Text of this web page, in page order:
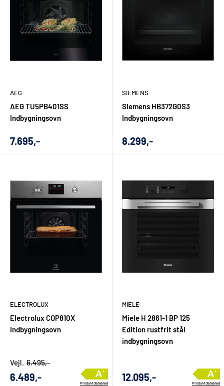
AEG
AEG TU5PB401SS
Indbygningsovn
Udsalgs
7.695,-
SIEMENS
Siemens HB372G0S3
Indbygningsovn
Udsalgs
8.299,-
ELECTROLUX
Electrolux COP810X
Indbygningsovn
Udsalgs
6.489,-
Vejl. 6.495,-
Produktdatablad
MIELE
Miele H 2861-1 BP 125
Edition rustfrit stål
indbygningsovn
Udsalgs
12.095,- Produktdatablad